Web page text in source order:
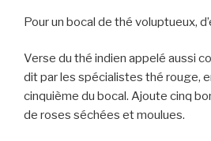
Pour un bocal de thé voluptueux,
Verse du thé indien appelé aussi
dit par les spécialistes thé rouge,
cinquième du bocal. Ajoute cinq
de roses séchées et moulues.